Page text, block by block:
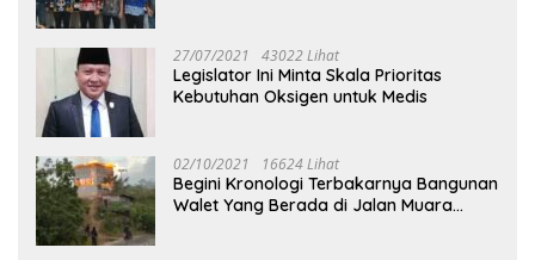
27/07/2021 43022 Lihat
Legislator Ini Minta Skala Prioritas
Kebutuhan Oksigen untuk Medis
02/10/2021 16624 Lihat
Begini Kronologi Terbakarnya Bangunan
Walet Yang Berada di Jalan Muara